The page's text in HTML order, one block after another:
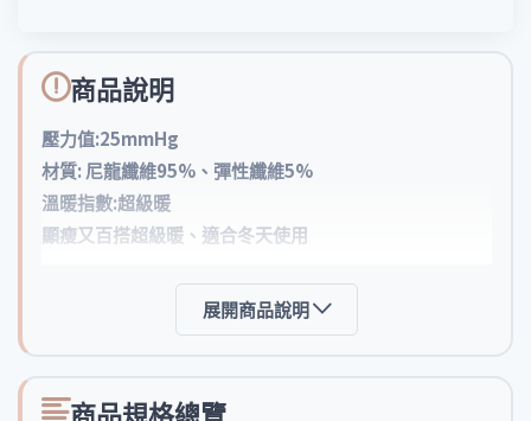
商品說明
壓力值:25mmHg
材質: 尼龍纖維95%、彈性纖維5%
溫暖指數:超級暖
顯瘦又百搭超級暖、適合冬天使用
展開商品說明
商品規格總覽